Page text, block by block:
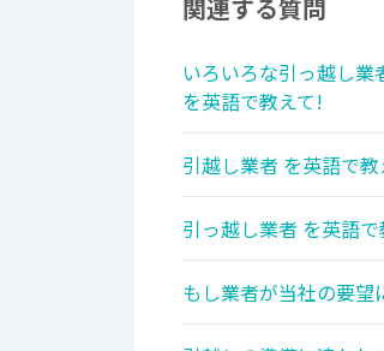
関連する質問
いろいろな引っ越し
を英語で教えて!
引越し業者 を英語で
引っ越し業者 を英語
もし業者が当社の要